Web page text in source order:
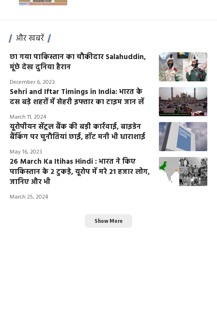
और खबरें
छा गया पाकिस्तान का चौकीदार Salahuddin,
मूंछे देख दुनिया हैरान
December 6, 2023
Sehri and Iftar Timings in India: भारत के
दस बड़े शहरों में सेहरी इफ्तार का टाइम जान लें
March 11, 2024
यूरोपीयन सेंट्रल बैंक की बड़ी कार्रवाई, बाइडेन
बैंकिंग पर चुनौतियां छाई, हॉट मनी भी धाराशाई
May 16, 2023
26 March Ka Itihas Hindi : भारत ने किए
पाकिस्तान के 2 टुकड़े, यूरोप में मरे 21 हजार लोग,
जानिए और भी
March 25, 2024
Show More